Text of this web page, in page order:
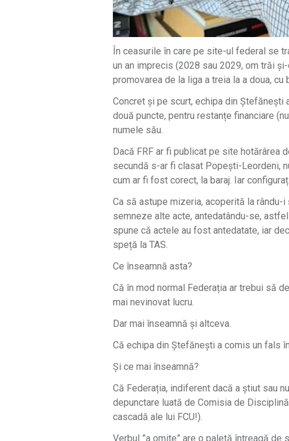
În ceasurile în care pe site-ul federal se
un an imprecis (2028 sau 2029, om trăi
promovarea de la liga a treia la a doua,
Concret și pe scurt, echipa din
două puncte, pentru restanțe financiare
numele său.
Dacă FRF ar fi publicat pe site hotărârea
secundă s-ar fi clasat Popești-Leordeni,
cum ar fi fost corect, la baraj. Iar
Ca să astupe mizeria, acoperită la
semneze alte acte, antedatându-se,
spune că actele au fost antedatate, iar
speță la TAS.
Ce înseamnă asta?
Că în mod normal Federația ar trebui să
mai nevinovat lucru.
Dar mai înseamnă și altceva.
Că echipa din Ștefănești a comis un fals
Și ce mai înseamnă?
Că Federația, indiferent dacă a știut sau
depunctare luată de Comisia de
cascadă ale lui FCU!).
Verbul ”a omite” are o paletă întreagă de